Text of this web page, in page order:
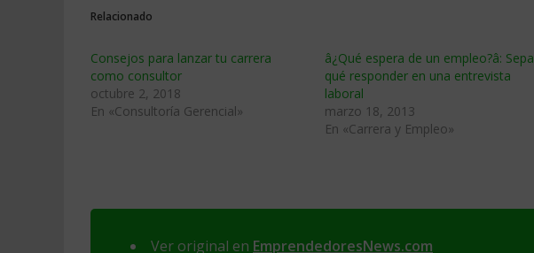
Relacionado
Consejos para lanzar tu carrera
como consultor
octubre 2, 2018
En «Consultoría Gerencial»
â¿Qué espera de un empleo?â: Sepa
qué responder en una entrevista
laboral
marzo 18, 2013
En «Carrera y Empleo»
Ver original en EmprendedoresNews.com